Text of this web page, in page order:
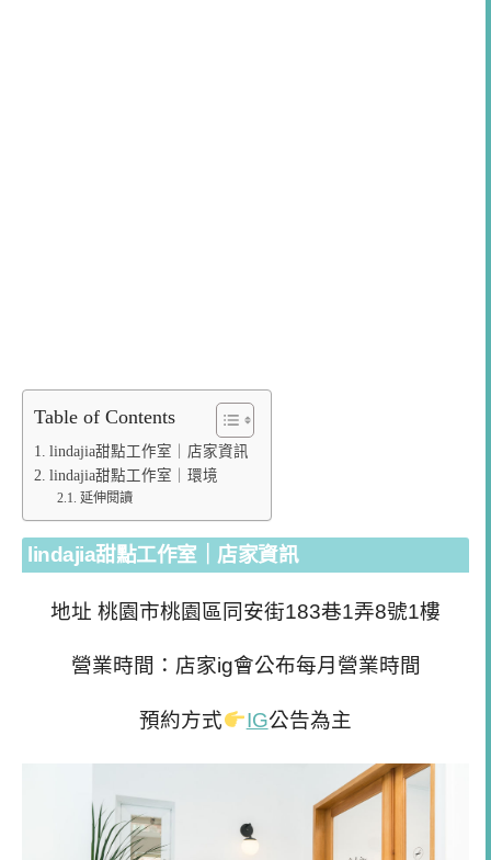
Table of Contents
lindajia甜點工作室｜店家資訊
lindajia甜點工作室｜環境
延伸閱讀
lindajia甜點工作室｜店家資訊
地址 桃園市桃園區同安街183巷1弄8號1樓
營業時間：店家ig會公布每月營業時間
預約方式 IG公告為主